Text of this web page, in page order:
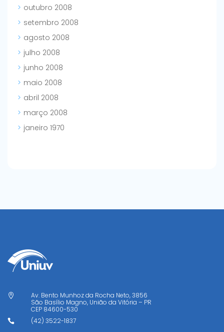
outubro 2008
setembro 2008
agosto 2008
julho 2008
junho 2008
maio 2008
abril 2008
março 2008
janeiro 1970

Av. Bento Munhoz da Rocha Neto, 3856
São Basílio Magno, União da Vitória – PR
CEP 84600-530
 (42) 3522-1837